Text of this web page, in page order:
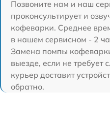
Позвоните нам и наш
проконсультирует и
кофеварки. Среднее
в нашем сервисном - 2
Замена помпы
выезде, если не требует
курьер доставит
обратно.